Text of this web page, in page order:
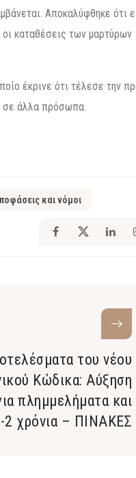
Αποκαλύφθηκε ότι
καταθέσεις των μαρτύρων
έκρινε ότι τέλεσε την
σε άλλα πρόσωπα.
και νόμοι
του νέου
Κώδικα: Αύξηση
πλημμελήματα και
2 χρόνια – ΠΙΝΑΚΕΣ